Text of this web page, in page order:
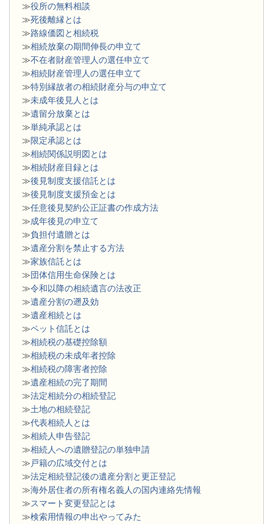
≫役所の無料相談
≫死後離縁とは
≫路線価図と相続税
≫相続放棄の期間伸長の申立て
≫不在者財産管理人の選任申立て
≫相続財産管理人の選任申立て
≫特別縁故者の相続財産分与の申立て
≫未成年後見人とは
≫遺留分放棄とは
≫単純承認とは
≫限定承認とは
≫相続関係説明図とは
≫相続財産目録とは
≫後見制度支援信託とは
≫後見制度支援預金とは
≫任意後見契約公正証書の作成方法
≫成年後見の申立て
≫負担付遺贈とは
≫遺産分割を禁止する方法
≫家族信託とは
≫団体信用生命保険とは
≫令和以降の相続遺言の法改正
≫遺産分割の遡及効
≫遺産相続とは
≫ペット信託とは
≫相続税の基礎控除額
≫相続税の未成年者控除
≫相続税の障害者控除
≫遺産相続の完了期間
≫法定相続分の相続登記
≫土地の相続登記
≫代表相続人とは
≫相続人申告登記
≫相続人への遺贈登記の単独申請
≫ 戸籍の広域交付とは
≫法定相続登記後の遺産分割と更正登記
≫海外居住者の所有権名義人の国内連絡先情報
≫スマート変更登記とは
≫検索用情報の申出やってみた